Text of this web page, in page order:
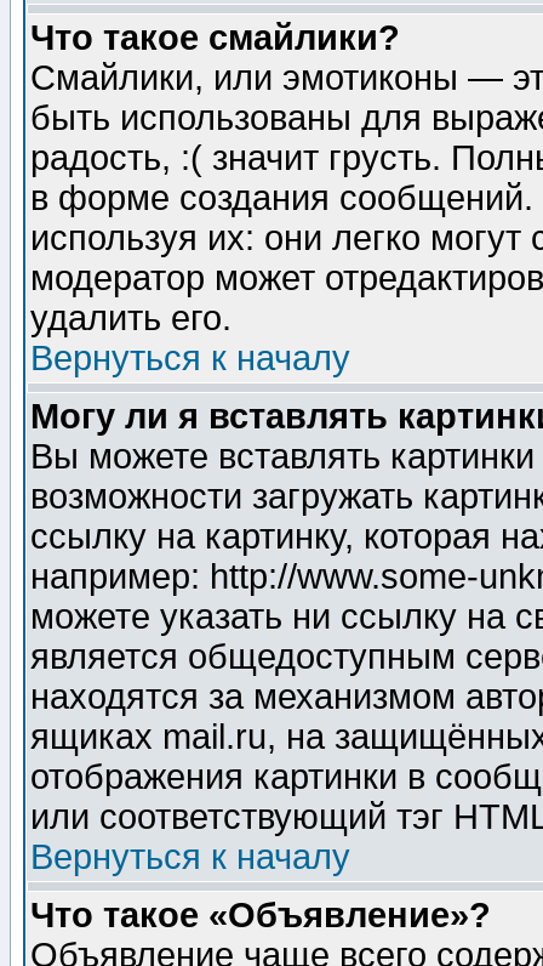
Что такое смайлики?
Смайлики, или эмотиконы —
быть использованы для
радость, :( значит грусть.
в форме создания сообщений.
используя их: они легко
модератор может
удалить его.
Вернуться к началу
Могу ли я вставлять
Вы можете вставлять
возможности загружать
ссылку на картинку, которая
например: http://www.some-
можете указать ни ссылку на
является общедоступным
находятся за механизмом
ящиках mail.ru, на
отображения картинки в
или соответствующий тэг
Вернуться к началу
Что такое «Объявление»?
Объявление чаще всего